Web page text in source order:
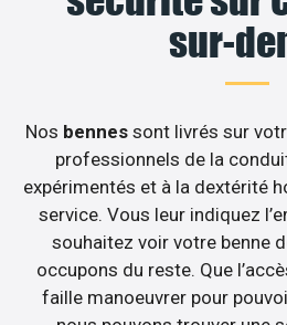
sur-
Nos bennes sont livrés sur
professionnels de la
expérimentés et à la dextérité
service. Vous leur indiquez
souhaitez voir votre benne
occupons du reste. Que
faille manoeuvrer pour